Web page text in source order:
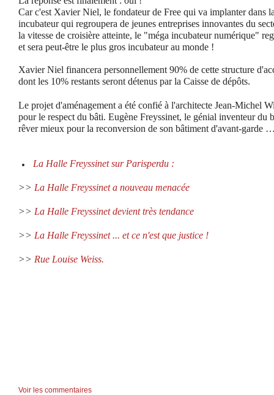
Car c'est Xavier Niel, le fondateur de Free qui va implanter dans
incubateur qui regroupera de jeunes entreprises innovantes du
la vitesse de croisière atteinte, le "méga incubateur numérique"
et sera peut-être le plus gros incubateur au monde !
Xavier Niel financera personnellement 90% de cette structure
dont les 10% restants seront détenus par la Caisse de dépôts.
Le projet d'aménagement a été confié à l'architecte Jean-Michel
pour le respect du bâti. Eugène Freyssinet, le génial inventeur du
rêver mieux pour la reconversion de son bâtiment d'avant-garde
La Halle Freyssinet sur Parisperdu :
>> La Halle Freyssinet a nouveau menacée
>> La Halle Freyssinet devient très tendance
>> La Halle Freyssinet ... et ce n'est que justice !
>> Rue Louise Weiss.
Voir les commentaires